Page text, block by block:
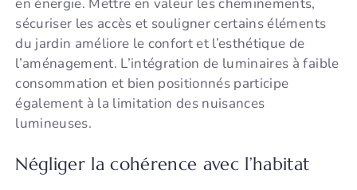
sécuriser les accès et souligner certains éléments
du jardin améliore le confort et l’esthétique de
l’aménagement. L’intégration de luminaires à faible
consommation et bien positionnés participe
également à la limitation des nuisances
lumineuses.
Négliger la cohérence avec l’habitat